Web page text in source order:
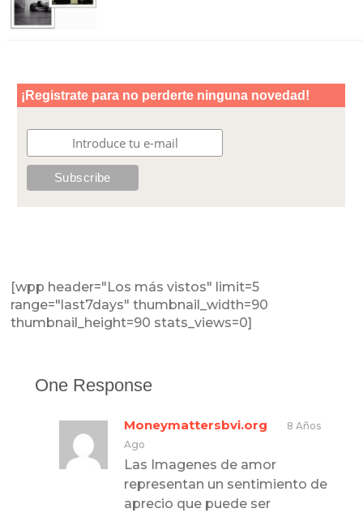
[wpp header="Los más vistos" limit=5
range="last7days" thumbnail_width=90
thumbnail_height=90 stats_views=0]
One Response
Moneymattersbvi.org
8 Años
Ago
Las Imagenes de amor
representan un sentimiento de
aprecio que puede ser